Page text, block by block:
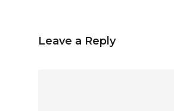
Leave a Reply